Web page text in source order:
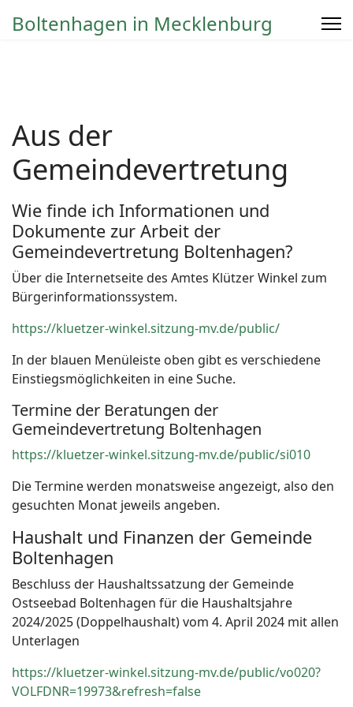
Boltenhagen in Mecklenburg
Aus der
Gemeindevertretung
Wie finde ich Informationen und
Dokumente zur Arbeit der
Gemeindevertretung Boltenhagen?
Über die Internetseite des Amtes Klützer Winkel zum
Bürgerinformationssystem.
https://kluetzer-winkel.sitzung-mv.de/public/
In der blauen Menüleiste oben gibt es verschiedene
Einstiegsmöglichkeiten in eine Suche.
Termine der Beratungen der
Gemeindevertretung Boltenhagen
https://kluetzer-winkel.sitzung-mv.de/public/si010
Die Termine werden monatsweise angezeigt, also den
gesuchten Monat jeweils angeben.
Haushalt und Finanzen der Gemeinde
Boltenhagen
Beschluss der Haushaltssatzung der Gemeinde
Ostseebad Boltenhagen für die Haushaltsjahre
2024/2025 (Doppelhaushalt) vom 4. April 2024 mit allen
Unterlagen
https://kluetzer-winkel.sitzung-mv.de/public/vo020?
VOLFDNR=19973&refresh=false